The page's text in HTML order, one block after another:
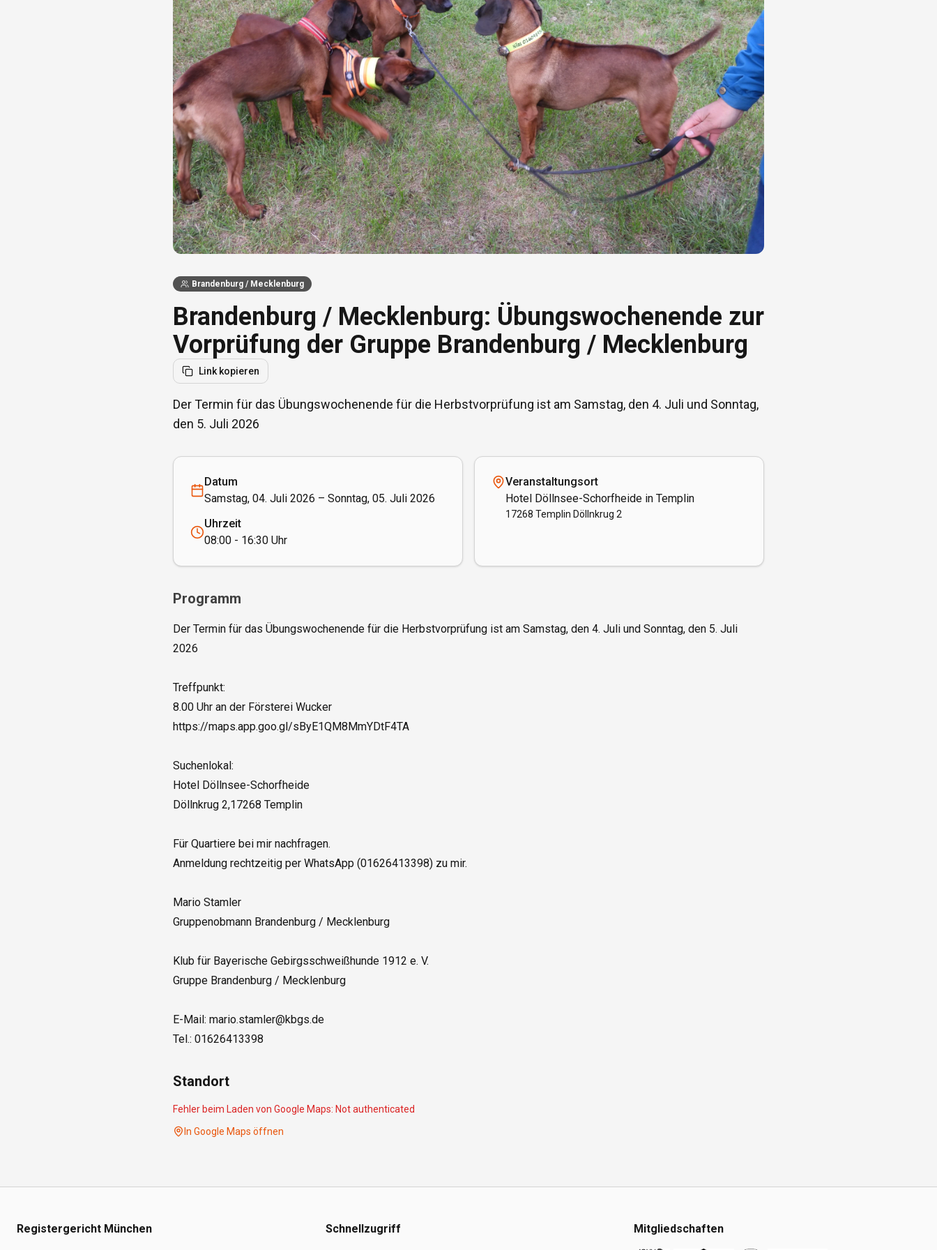
Brandenburg / Mecklenburg
Brandenburg / Mecklenburg: Übungswochenende zur
Vorprüfung der Gruppe Brandenburg / Mecklenburg
Link kopieren
Der Termin für das Übungswochenende für die Herbstvorprüfung ist am Samstag, den 4. Juli und Sonntag,
den 5. Juli 2026
Datum
Samstag, 04. Juli 2026 – Sonntag, 05. Juli 2026
Uhrzeit
08:00 - 16:30 Uhr
Veranstaltungsort
Hotel Döllnsee-Schorfheide in Templin
17268 Templin Döllnkrug 2
Programm
Der Termin für das Übungswochenende für die Herbstvorprüfung ist am Samstag, den 4. Juli und Sonntag, den 5. Juli
2026
Treffpunkt:
8.00 Uhr an der Försterei Wucker
https://maps.app.goo.gl/sByE1QM8MmYDtF4TA
Suchenlokal:
Hotel Döllnsee-Schorfheide
Döllnkrug 2,17268 Templin
Für Quartiere bei mir nachfragen.
Anmeldung rechtzeitig per WhatsApp (01626413398) zu mir.
Mario Stamler
Gruppenobmann Brandenburg / Mecklenburg
Klub für Bayerische Gebirgsschweißhunde 1912 e. V.
Gruppe Brandenburg / Mecklenburg
E-Mail: mario.stamler@kbgs.de
Standort
Fehler beim Laden von Google Maps: Not authenticated
In Google Maps öffnen
Registergericht München Schnellzugriff Mitgliedschaften